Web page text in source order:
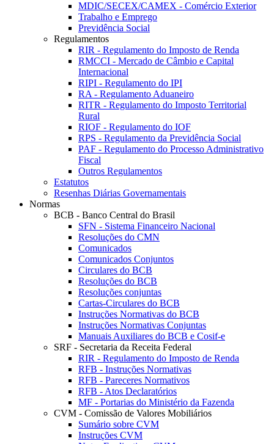
MDIC/SECEX/CAMEX - Comércio Exterior
Trabalho e Emprego
Previdência Social
Regulamentos
RIR - Regulamento do Imposto de Renda
RMCCI - Mercado de Câmbio e Capital
Internacional
RIPI - Regulamento do IPI
RA - Regulamento Aduaneiro
RITR - Regulamento do Imposto Territorial
Rural
RIOF - Regulamento do IOF
RPS - Regulamento da Previdência Social
PAF - Regulamento do Processo Administrativo
Fiscal
Outros Regulamentos
Estatutos
Resenhas Diárias Governamentais
Normas
BCB - Banco Central do Brasil
SFN - Sistema Financeiro Nacional
Resoluções do CMN
Comunicados
Comunicados Conjuntos
Circulares do BCB
Resoluções do BCB
Resoluções conjuntas
Cartas-Circulares do BCB
Instruções Normativas do BCB
Instruções Normativas Conjuntas
Manuais Auxiliares do BCB e Cosif-e
SRF - Secretaria da Receita Federal
RIR - Regulamento do Imposto de Renda
RFB - Instruções Normativas
RFB - Pareceres Normativos
RFB - Atos Declaratórios
MF - Portarias do Ministério da Fazenda
CVM - Comissão de Valores Mobiliários
Sumário sobre CVM
Instruções CVM